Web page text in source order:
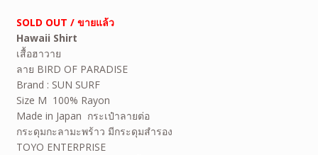
SOLD OUT / ขายแล้ว
Hawaii Shirt
เสื้อฮาวาย
ลาย BIRD OF PARADISE
Brand : SUN SURF
Size M 100% Rayon
Made in Japan กระเป๋าลายต่อ
กระดุมกะลามะพร้าว มีกระดุมสำรอง
TOYO ENTERPRISE